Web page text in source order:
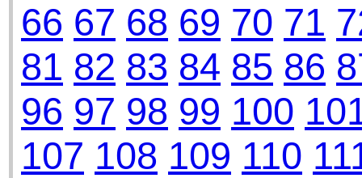
66 67 68 69 70 71
81 82 83 84 85 86
96 97 98 99 100
107 108 109 110